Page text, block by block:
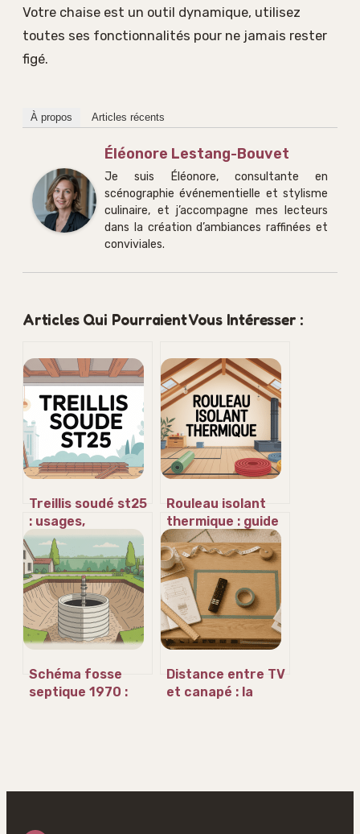
Votre chaise est un outil dynamique, utilisez
toutes ses fonctionnalités pour ne jamais rester
figé.
À propos Articles récents
Éléonore Lestang-Bouvet
Je suis Éléonore, consultante en
scénographie événementielle et stylisme
culinaire, et j’accompagne mes lecteurs
dans la création d’ambiances raffinées et
conviviales.
Articles Qui Pourraient Vous Intéresser :
Treillis soudé st25
: usages,
dimensions, prix
et conseils
essentiels
Rouleau isolant
thermique : guide
complet pour bien
choisir et poser
Schéma fosse
septique 1970 :
Distance entre TV
et canapé : la